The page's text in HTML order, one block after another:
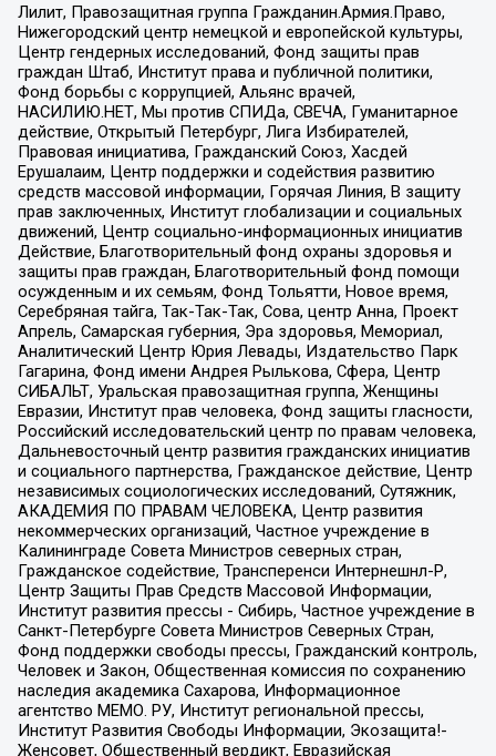
Лилит, Правозащитная группа Гражданин.Армия.Право,
Нижегородский центр немецкой и европейской культуры,
Центр гендерных исследований, Фонд защиты прав
граждан Штаб, Институт права и публичной политики,
Фонд борьбы с коррупцией, Альянс врачей,
НАСИЛИЮ.НЕТ, Мы против СПИДа, СВЕЧА, Гуманитарное
действие, Открытый Петербург, Лига Избирателей,
Правовая инициатива, Гражданский Союз, Хасдей
Ерушалаим, Центр поддержки и содействия развитию
средств массовой информации, Горячая Линия, В защиту
прав заключенных, Институт глобализации и социальных
движений, Центр социально-информационных инициатив
Действие, Благотворительный фонд охраны здоровья и
защиты прав граждан, Благотворительный фонд помощи
осужденным и их семьям, Фонд Тольятти, Новое время,
Серебряная тайга, Так-Так-Так, Сова, центр Анна, Проект
Апрель, Самарская губерния, Эра здоровья, Мемориал,
Аналитический Центр Юрия Левады, Издательство Парк
Гагарина, Фонд имени Андрея Рылькова, Сфера, Центр
СИБАЛЬТ, Уральская правозащитная группа, Женщины
Евразии, Институт прав человека, Фонд защиты гласности,
Российский исследовательский центр по правам человека,
Дальневосточный центр развития гражданских инициатив
и социального партнерства, Гражданское действие, Центр
независимых социологических исследований, Сутяжник,
АКАДЕМИЯ ПО ПРАВАМ ЧЕЛОВЕКА, Центр развития
некоммерческих организаций, Частное учреждение в
Калининграде Совета Министров северных стран,
Гражданское содействие, Трансперенси Интернешнл-Р,
Центр Защиты Прав Средств Массовой Информации,
Институт развития прессы - Сибирь, Частное учреждение в
Санкт-Петербурге Совета Министров Северных Стран,
Фонд поддержки свободы прессы, Гражданский контроль,
Человек и Закон, Общественная комиссия по сохранению
наследия академика Сахарова, Информационное
агентство МЕМО. РУ, Институт региональной прессы,
Институт Развития Свободы Информации, Экозащита!-
Женсовет, Общественный вердикт, Евразийская